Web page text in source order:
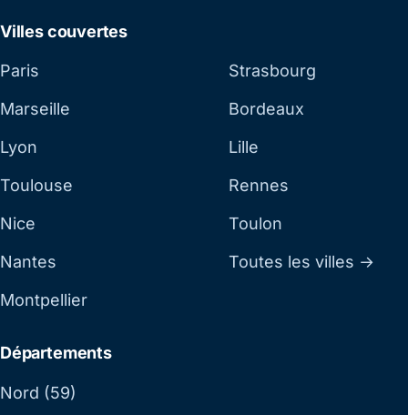
Villes couvertes
Paris
Marseille
Lyon
Toulouse
Nice
Nantes
Montpellier
Strasbourg
Bordeaux
Lille
Rennes
Toulon
Toutes les villes →
Départements
Nord (59)